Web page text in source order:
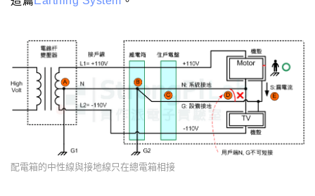
配電箱的中性線與接地線只在總電箱相接